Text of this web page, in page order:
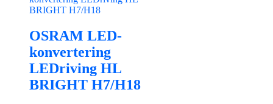
OSRAM LED-
konvertering
LEDriving HL
BRIGHT H7/H18